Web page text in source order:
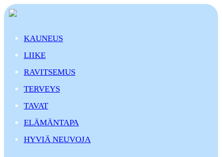
KAUNEUS
LIIKE
RAVITSEMUS
TERVEYS
TAVAT
ELÄMÄNTAPA
HYVIÄ NEUVOJA